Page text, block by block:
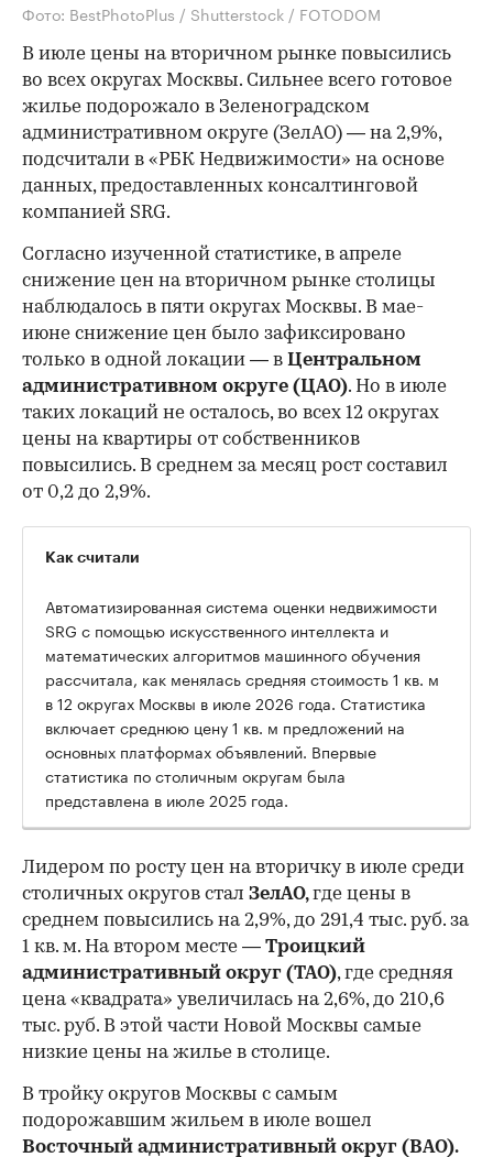
Фото: BestPhotoPlus / Shutterstock / FOTODOM
В июле цены на вторичном рынке повысились
во всех округах Москвы. Сильнее всего готовое
жилье подорожало в Зеленоградском
административном округе (ЗелАО) — на 2,9%,
подсчитали в «РБК Недвижимости» на основе
данных, предоставленных консалтинговой
компанией SRG.
Согласно изученной статистике, в апреле
снижение цен на вторичном рынке столицы
наблюдалось в пяти округах Москвы. В мае-
июне снижение цен было зафиксировано
только в одной локации — в Центральном
административном округе (ЦАО). Но в июле
таких локаций не осталось, во всех 12 округах
цены на квартиры от собственников
повысились. В среднем за месяц рост составил
от 0,2 до 2,9%.
Как считали
Автоматизированная система оценки недвижимости
SRG с помощью искусственного интеллекта и
математических алгоритмов машинного обучения
рассчитала, как менялась средняя стоимость 1 кв. м
в 12 округах Москвы в июле 2026 года. Статистика
включает среднюю цену 1 кв. м предложений на
основных платформах объявлений. Впервые
статистика по столичным округам была
представлена в июле 2025 года.
Лидером по росту цен на вторичку в июле среди
столичных округов стал ЗелАО,где цены в
среднем повысились на 2,9%, до 291,4 тыс. руб. за
1 кв. м. На втором месте — Троицкий
административный округ (ТАО), где средняя
цена «квадрата» увеличилась на 2,6%, до 210,6
тыс. руб. В этой части Новой Москвы самые
низкие цены на жилье в столице.
В тройку округов Москвы с самым
подорожавшим жильем в июле вошел
Восточный административный округ (ВАО).